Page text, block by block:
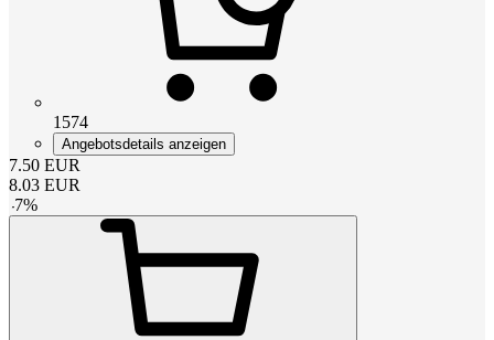
1574
Angebotsdetails anzeigen
7.50 EUR
8.03 EUR
-7%